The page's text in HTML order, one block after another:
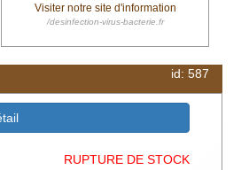
Visiter notre site d'information
/desinfection-virus-bacterie.fr
id: 587
RUPTURE DE STOCK